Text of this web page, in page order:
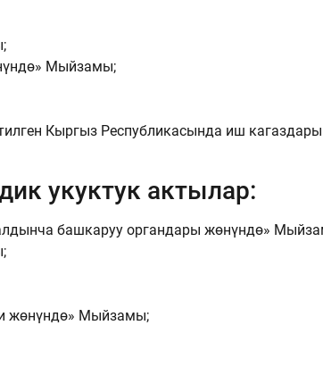
Мыйзамы;
Кыргыз Республикасында иш
укуктук актылар:
башкаруу органдары жөнүндө»
жөнүндө» Мыйзамы;